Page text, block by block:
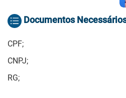
Documentos
CPF;
CNPJ;
RG;